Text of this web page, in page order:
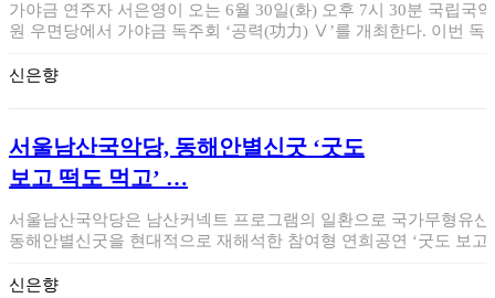
가야금 연주자 서은영이 오는 6월 30일(화) 오후 7시 30분 국립국악
원 우면당에서 가야금 독주회 ‘공력(功力) Ⅴ’를 개최한다. 이번 독
신은향
서울남산국악당, 동해안별신굿 ‘굿도
보고 떡도 먹고’ …
서울남산국악당은 남산커넥트 프로그램의 일환으로 국가무형유산
동해안별신굿을 현대적으로 재해석한 참여형 연희공연 ‘굿도 보고
신은향